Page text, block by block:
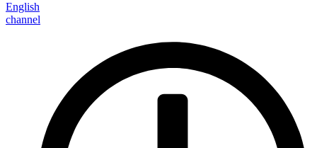
English
channel